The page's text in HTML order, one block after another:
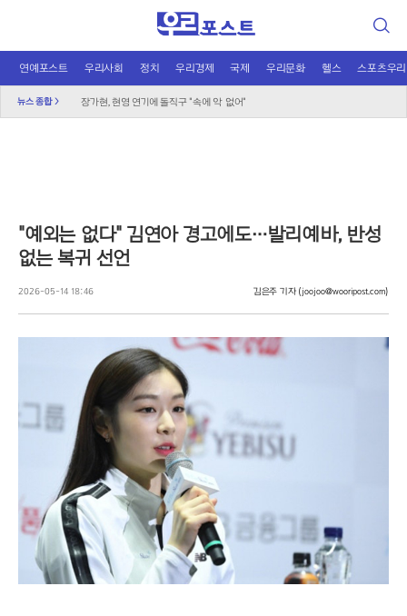
검
색
연예포스트 우리사회 정치 우리경제 국제 우리문화 헬스 스포츠우리
뉴스 종합 >
장가현, 현영 연기에 돌직구 "속에 악 없어"
"그린벨트 대신 재개발" 오세훈, 정부에 건의
국민의힘, 선관위 직무대행 '특검 1호 수사' 촉구
오뚜기·비비고 면 전쟁, 폭염 특수에 매출 껑충
우크라이나 화물기 옆 폭발물 드론, 독일 대테러 수사
달에 부딪힌 스페이스X, 과학적 통찰 얻나?
2차 대전 이후 최대 작전? 영국 '요새 작전' 논란
"너 T야?" 감정 체험형 전시에 MZ세대 열광
AI 시대의 예술, 안상수가 제안하는 몸의 감각
질투와 파멸의 기타 리프, 고전 비극 록으로 부활
혈당 스파이크 막는 야간 음료 6가지 공개
스파이더맨 흥행 돌풍, '망각'이 던진 경고
단것만 찾는 당신, 혈당 불균형이 원인일 수도
대한축구협회, 외국인 심판 성접대 의혹에 축구팬 ‘폭발’
김민재 파트너 이토, 제주 원정서 보여준 최악의 매너
유격수 고민 끝낸 KIA, 하주석이 살렸다
"예외는 없다" 김연아 경고에도…발리예바, 반성
없는 복귀 선언
2026-05-14 18:46 김은주 기자 (joojoo@wooripost.com)